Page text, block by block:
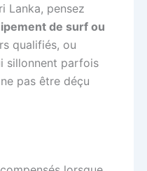
Lanka, pensez
de surf ou
qualifiés, ou
sillonnent parfois
pas être déçu